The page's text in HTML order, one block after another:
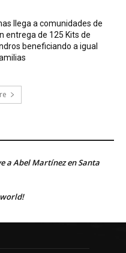
llega a comunidades de
entrega de 125 Kits de
beneficiando a igual
a Abel Martínez en Santa